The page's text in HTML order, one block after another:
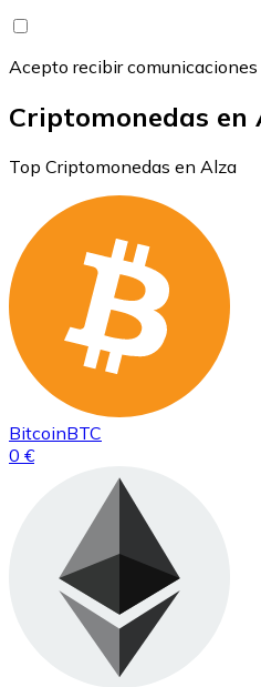
Acepto recibir
Criptomonedas en
Top Criptomonedas en Alza
BitcoinBTC
0 €